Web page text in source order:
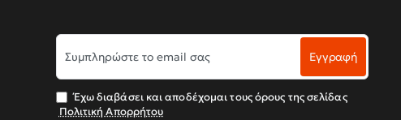
Συμπληρώστε
το
email
σας
Εγγραφή
Έχω διαβάσει και αποδέχομαι τους όρους της σελίδας
Πολιτική Απορρήτου